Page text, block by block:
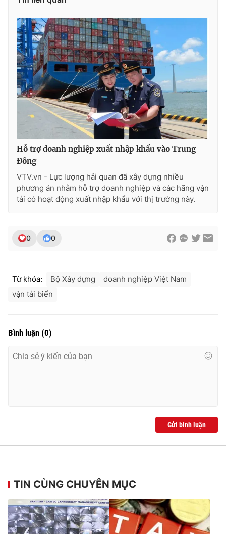
Hỗ trợ doanh nghiệp xuất nhập khẩu vào Trung
Đông
VTV.vn - Lực lượng hải quan đã xây dựng nhiều
phương án nhằm hỗ trợ doanh nghiệp và các hãng vận
tải có hoạt động xuất nhập khẩu với thị trường này.
0 0
Từ khóa: Bộ Xây dựng
doanh nghiệp Việt Nam
vận tải biển
Bình luận (0)
Gửi bình luận
TIN CÙNG CHUYÊN MỤC